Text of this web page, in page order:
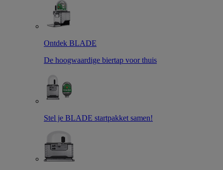
Ontdek BLADE
De hoogwaardige biertap voor thuis
Stel je BLADE startpakket samen!